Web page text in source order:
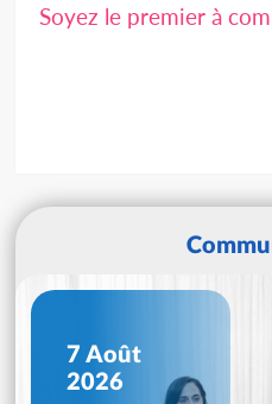
Soyez le premier à
7 Août
2026